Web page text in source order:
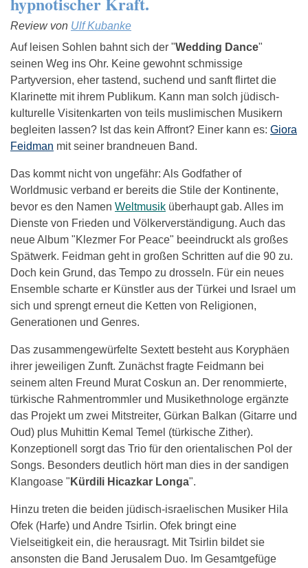
Review von Ulf Kubanke
Auf leisen Sohlen bahnt sich der "Wedding Dance"
seinen Weg ins Ohr. Keine gewohnt schmissige
Partyversion, eher tastend, suchend und sanft flirtet die
Klarinette mit ihrem Publikum. Kann man solch jüdisch-
kulturelle Visitenkarten von teils muslimischen Musikern
begleiten lassen? Ist das kein Affront? Einer kann es: Giora
Feidman mit seiner brandneuen Band.
Das kommt nicht von ungefähr: Als Godfather of
Worldmusic verband er bereits die Stile der Kontinente,
bevor es den Namen Weltmusik überhaupt gab. Alles im
Dienste von Frieden und Völkerverständigung. Auch das
neue Album "Klezmer For Peace" beeindruckt als großes
Spätwerk. Feidman geht in großen Schritten auf die 90 zu.
Doch kein Grund, das Tempo zu drosseln. Für ein neues
Ensemble scharte er Künstler aus der Türkei und Israel um
sich und sprengt erneut die Ketten von Religionen,
Generationen und Genres.
Das zusammengewürfelte Sextett besteht aus Koryphäen
ihrer jeweiligen Zunft. Zunächst fragte Feidmann bei
seinem alten Freund Murat Coskun an. Der renommierte,
türkische Rahmentrommler und Musikethnologe ergänzte
das Projekt um zwei Mitstreiter, Gürkan Balkan (Gitarre und
Oud) plus Muhittin Kemal Temel (türkische Zither).
Konzeptionell sorgt das Trio für den orientalischen Pol der
Songs. Besonders deutlich hört man dies in der sandigen
Klangoase " Kürdili Hicazkar Longa".
Hinzu treten die beiden jüdisch-israelischen Musiker Hila
Ofek (Harfe) und Andre Tsirlin. Ofek bringt eine
Vielseitigkeit ein, die herausragt. Mit Tsirlin bildet sie
ansonsten die Band Jerusalem Duo. Im Gesamtgefüge